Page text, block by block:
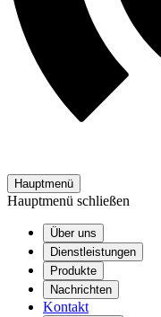
Hauptmenü
Hauptmenü schließen
Über uns
Dienstleistungen
Produkte
Nachrichten
Kontakt